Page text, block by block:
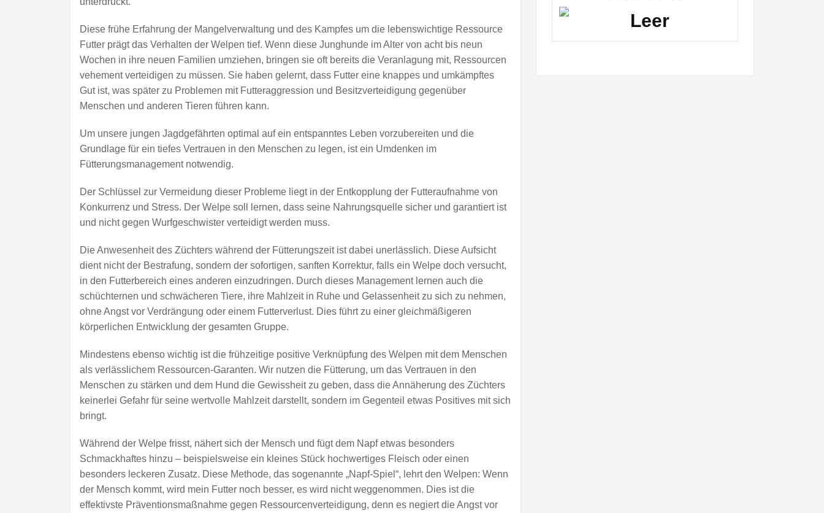
Diese frühe Erfahrung der Mangelverwaltung und des Kampfes um die lebenswichtige Ressource
Futter prägt das Verhalten der Welpen tief. Wenn diese Junghunde im Alter von acht bis neun
Wochen in ihre neuen Familien umziehen, bringen sie oft bereits die Veranlagung mit, Ressourcen
vehement verteidigen zu müssen. Sie haben gelernt, dass Futter eine knappes und umkämpftes
Gut ist, was später zu Problemen mit Futteraggression und Besitzverteidigung gegenüber
Menschen und anderen Tieren führen kann.
Um unsere jungen Jagdgefährten optimal auf ein entspanntes Leben vorzubereiten und die
Grundlage für ein tiefes Vertrauen in den Menschen zu legen, ist ein Umdenken im
Fütterungsmanagement notwendig.
Der Schlüssel zur Vermeidung dieser Probleme liegt in der Entkopplung der Futteraufnahme von
Konkurrenz und Stress. Der Welpe soll lernen, dass seine Nahrungsquelle sicher und garantiert ist
und nicht gegen Wurfgeschwister verteidigt werden muss.
Die Anwesenheit des Züchters während der Fütterungszeit ist dabei unerlässlich. Diese Aufsicht
dient nicht der Bestrafung, sondern der sofortigen, sanften Korrektur, falls ein Welpe doch versucht,
in den Futterbereich eines anderen einzudringen. Durch dieses Management lernen auch die
schüchternen und schwächeren Tiere, ihre Mahlzeit in Ruhe und Gelassenheit zu sich zu nehmen,
ohne Angst vor Verdrängung oder einem Futterverlust. Dies führt zu einer gleichmäßigeren
körperlichen Entwicklung der gesamten Gruppe.
Mindestens ebenso wichtig ist die frühzeitige positive Verknüpfung des Welpen mit dem Menschen
als verlässlichem Ressourcen-Garanten. Wir nutzen die Fütterung, um das Vertrauen in den
Menschen zu stärken und dem Hund die Gewissheit zu geben, dass die Annäherung des Züchters
keinerlei Gefahr für seine wertvolle Mahlzeit darstellt, sondern im Gegenteil etwas Positives mit sich
bringt.
Während der Welpe frisst, nähert sich der Mensch und fügt dem Napf etwas besonders
Schmackhaftes hinzu – beispielsweise ein kleines Stück hochwertiges Fleisch oder einen
besonders leckeren Zusatz. Diese Methode, das sogenannte „Napf-Spiel“, lehrt den Welpen: Wenn
der Mensch kommt, wird mein Futter noch besser, es wird nicht weggenommen. Dies ist die
effektivste Präventionsmaßnahme gegen Ressourcenverteidigung, denn es negiert die Angst vor